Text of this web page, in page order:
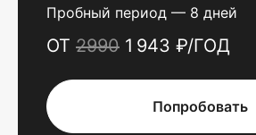
Пробный период — 8 дней
ОТ 2990 1 943 ₽/ГОД
Попробовать